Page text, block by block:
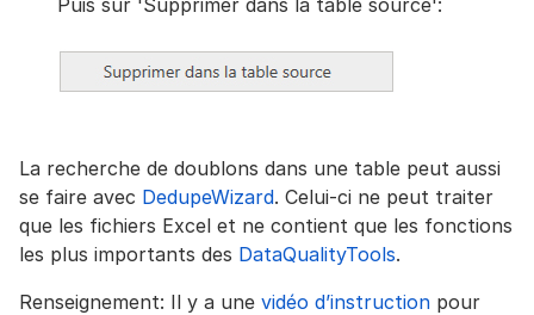
La recherche de doublons dans une table peut aussi
se faire avec DedupeWizard. Celui-ci ne peut traiter
que les fichiers Excel et ne contient que les fonctions
les plus importants des DataQualityTools.
Renseignement: Il y a une vidéo d’instruction pour